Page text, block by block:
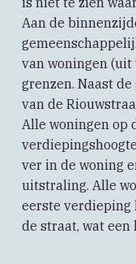
Aan de
van woningen
grenzen. Naast
van de
Alle woningen op
ver in de woning
uitstraling. Alle
eerste verdieping
de straat, wat